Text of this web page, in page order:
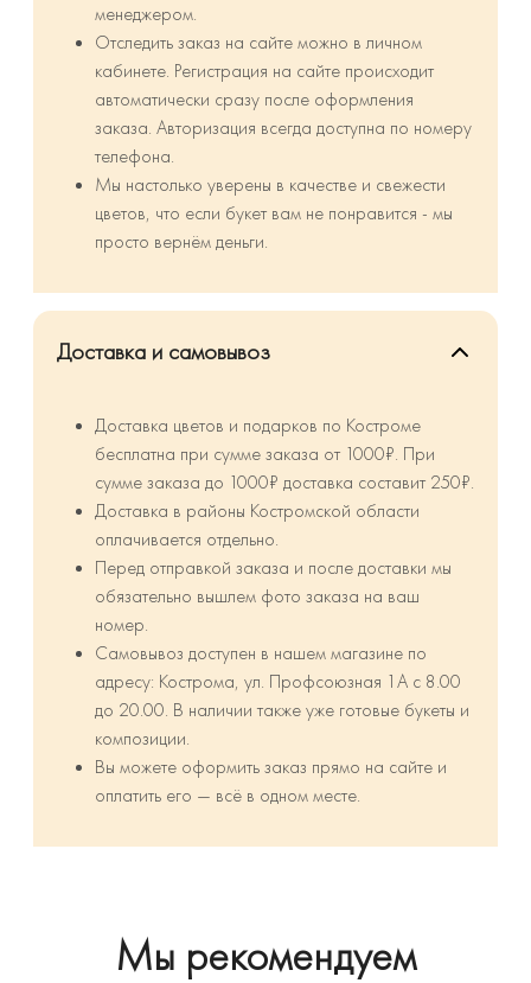
менеджером.
Отследить заказ на сайте можно в личном
кабинете. Регистрация на сайте происходит
автоматически сразу после оформления
заказа. Авторизация всегда доступна по номеру
телефона.
Мы настолько уверены в качестве и свежести
цветов, что если букет вам не понравится - мы
просто вернём деньги.
Доставка и самовывоз
Доставка цветов и подарков по Костроме
бесплатна при сумме заказа от 1000₽. При
сумме заказа до 1000₽ доставка составит 250₽.
⁠Доставка в районы Костромской области
оплачивается отдельно.
Перед отправкой заказа и после доставки мы
обязательно вышлем фото заказа на ваш
номер.
Самовывоз доступен в нашем магазине по
адресу: Кострома, ул. Профсоюзная 1А с 8.00
до 20.00. В наличии также уже готовые букеты и
композиции.
Вы можете оформить заказ прямо на сайте и
оплатить его — всё в одном месте.
Мы рекомендуем